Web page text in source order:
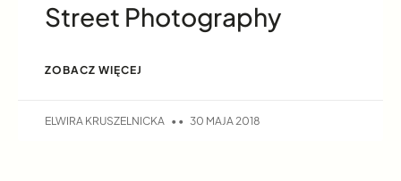
Street Photography
ZOBACZ WIĘCEJ
ELWIRA KRUSZELNICKA 30 MAJA 2018